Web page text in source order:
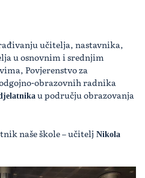
učitelja, nastavnika,
u osnovnim i srednjim
Povjerenstvo za
obrazovnih radnika
u području obrazovanja
naše škole – učitelj Nikola